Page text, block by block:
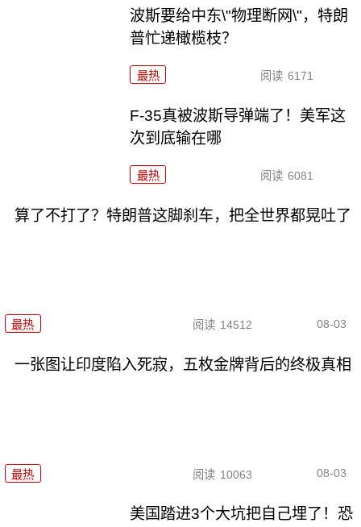
波斯要给中东\"物理断网\"，特朗
普忙递橄榄枝？
最热 阅读 6171
F-35真被波斯导弹端了！美军这
次到底输在哪
最热 阅读 6081
算了不打了？特朗普这脚刹车，把全世界都晃吐了
最热 阅读 14512 08-03
一张图让印度陷入死寂，五枚金牌背后的终极真相
最热 阅读 10063 08-03
美国踏进3个大坑把自己埋了！恐